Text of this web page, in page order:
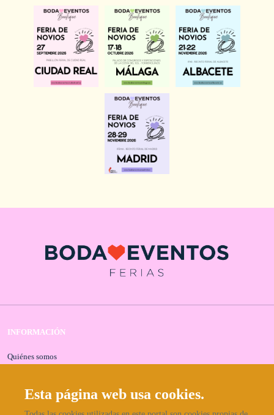
INFORMACIÓN
Quiénes somos
Política de privacidad
Esta página web usa cookies.